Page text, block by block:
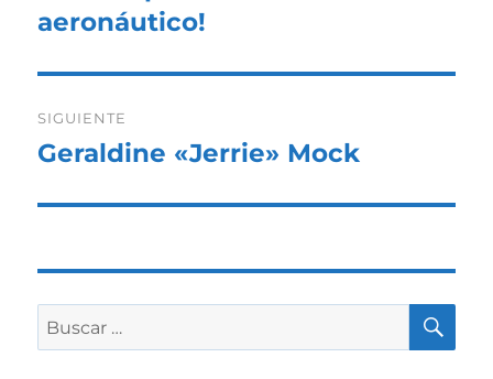
entradas
anterior:
aeronáutico!
SIGUIENTE
Entrada
Geraldine «Jerrie» Mock
Buscar
por: